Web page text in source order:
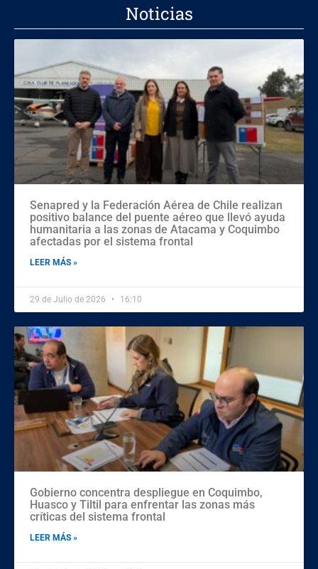
Noticias
Senapred y la Federación Aérea de Chile realizan
positivo balance del puente aéreo que llevó ayuda
humanitaria a las zonas de Atacama y Coquimbo
afectadas por el sistema frontal
LEER MÁS »
29 de Julio de 2026 16:10
Gobierno concentra despliegue en Coquimbo,
Huasco y Tiltil para enfrentar las zonas más
críticas del sistema frontal
LEER MÁS »